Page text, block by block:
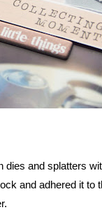
dies and splatters
and adhered it to
.